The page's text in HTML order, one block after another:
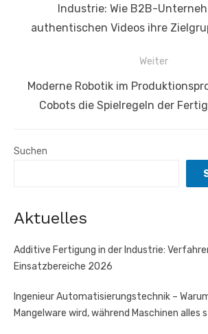
Beitrag:Industrie: Wie B2B-
authentischen Videos ihre
Weiter
Nächster
Beitrag:
Moderne Robotik im
Cobots die Spielregeln der
Suchen
Aktuelles
Additive Fertigung in der Industrie:
Einsatzbereiche 2026
Ingenieur Automatisierungstechnik –
Mangelware wird, während Maschinen alles